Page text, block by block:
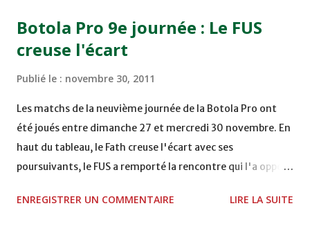
Mardi 06/12/2011 15H00 WAF - OCS au COMPLEXE SPORTIF
DE FES - FES WAC - MAS Reporté pour cause de finale de la
Botola Pro 9e journée : Le FUS
creuse l'écart
Publié le : novembre 30, 2011
Les matchs de la neuvième journée de la Botola Pro ont
été joués entre dimanche 27 et mercredi 30 novembre. En
haut du tableau, le Fath creuse l'écart avec ses
poursuivants, le FUS a remporté la rencontre qui l'a opposé
2, Badr Kachani a ouvert la marque à la 38e pour les
ENREGISTRER UN COMMENTAIRE LIRE LA SUITE